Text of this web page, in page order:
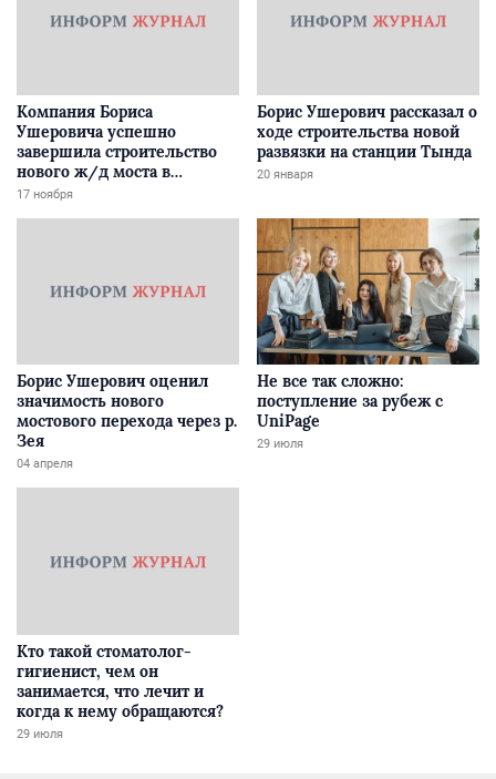
Компания Бориса
Ушеровича успешно
завершила строительство
нового ж/д моста в
Забайкалье
17 ноября
Борис Ушерович рассказал о
ходе строительства новой
развязки на станции Тында
20 января
Борис Ушерович оценил
значимость нового
мостового перехода через р.
Зея
04 апреля
Не все так сложно:
поступление за рубеж с
UniPage
29 июля
Кто такой стоматолог-
гигиенист, чем он
занимается, что лечит и
когда к нему обращаются?
29 июля